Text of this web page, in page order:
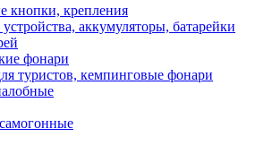
кнопки, крепления
аккумуляторы, батарейки
фонари
туристов, кемпинговые фонари